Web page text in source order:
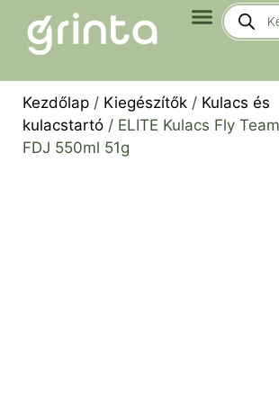
Kezdőlap / Kiegészítők / Kulacs és
kulacstartó / ELITE Kulacs Fly
FDJ 550ml 51g